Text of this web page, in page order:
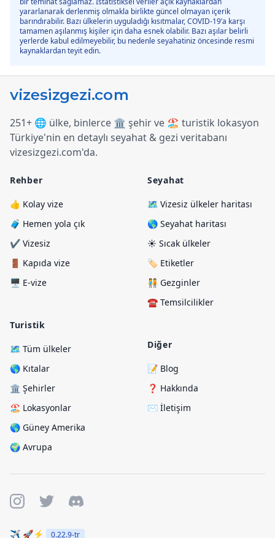
yararlanarak derlenmiş olmakla birlikte güncel olmayan içerik
barındırabilir. Bazı ülkelerin uyguladığı kısıtmalar, COVID-19’a karşı
tamamen aşılanmış kişiler için daha esnek olabilir. Bazı aşılar belirli
yerlerde kabul edilmeyebilir, bu nedenle seyahatiniz öncesinde resmi
kaynaklardan teyit edin.
251+ 🌐 ülke, binlerce 🏛️ şehir ve 🏖️ turistik lokasyon
Türkiye'nin en detaylı seyahat & gezi veritabanı
vizesizgezi.com'da.
Rehber
👍 Kolay vize
🧳 Hemen yola çık
✔️ Vizesiz
🚪 Kapıda vize
🖥️ E-vize
Turistik
🗺️ Tüm ülkeler
🌎 Kıtalar
🏛️ Şehirler
🏖️ Lokasyonlar
🌎 Güney Amerika
🌍 Avrupa
Seyahat
🗺️ Vizesiz ülkeler haritası
🌎 Seyahat haritası
☀️ Sıcak ülkeler
🏷️ Etiketler
🧑‍🤝‍🧑 Gezginler
☎️ Temsilcilikler
Diğer
📝 Blog
❓ Hakkında
✉️ İletişim
✈️ 🚀⚡ 0.22.9-tr